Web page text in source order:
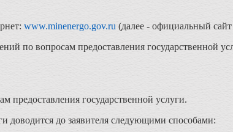
www.minenergo.gov.ru (далее - официальный
по вопросам предоставления государственной
государственной услуги.
доводится до заявителя следующими способами: